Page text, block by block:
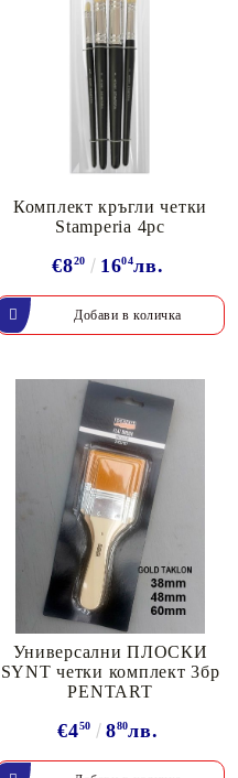
Комплект кръгли четки
Stamperia 4pc
€820 1604лв.
Универсални ПЛОСКИ
SYNT четки комплект 3бр
PENTART
€450 880лв.